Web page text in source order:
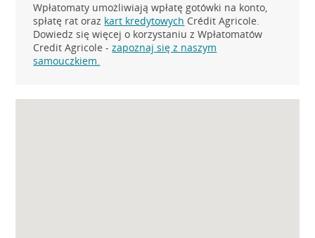
Wpłatomaty umożliwiają wpłatę gotówki na konto,
spłatę rat oraz kart kredytowych Crédit Agricole.
Dowiedz się więcej o korzystaniu z Wpłatomatów
Credit Agricole -zapoznaj się z naszym
samouczkiem.